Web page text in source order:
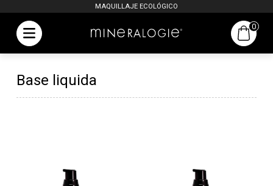
MAQUILLAJE ECOLÓGICO
0
Base liquida